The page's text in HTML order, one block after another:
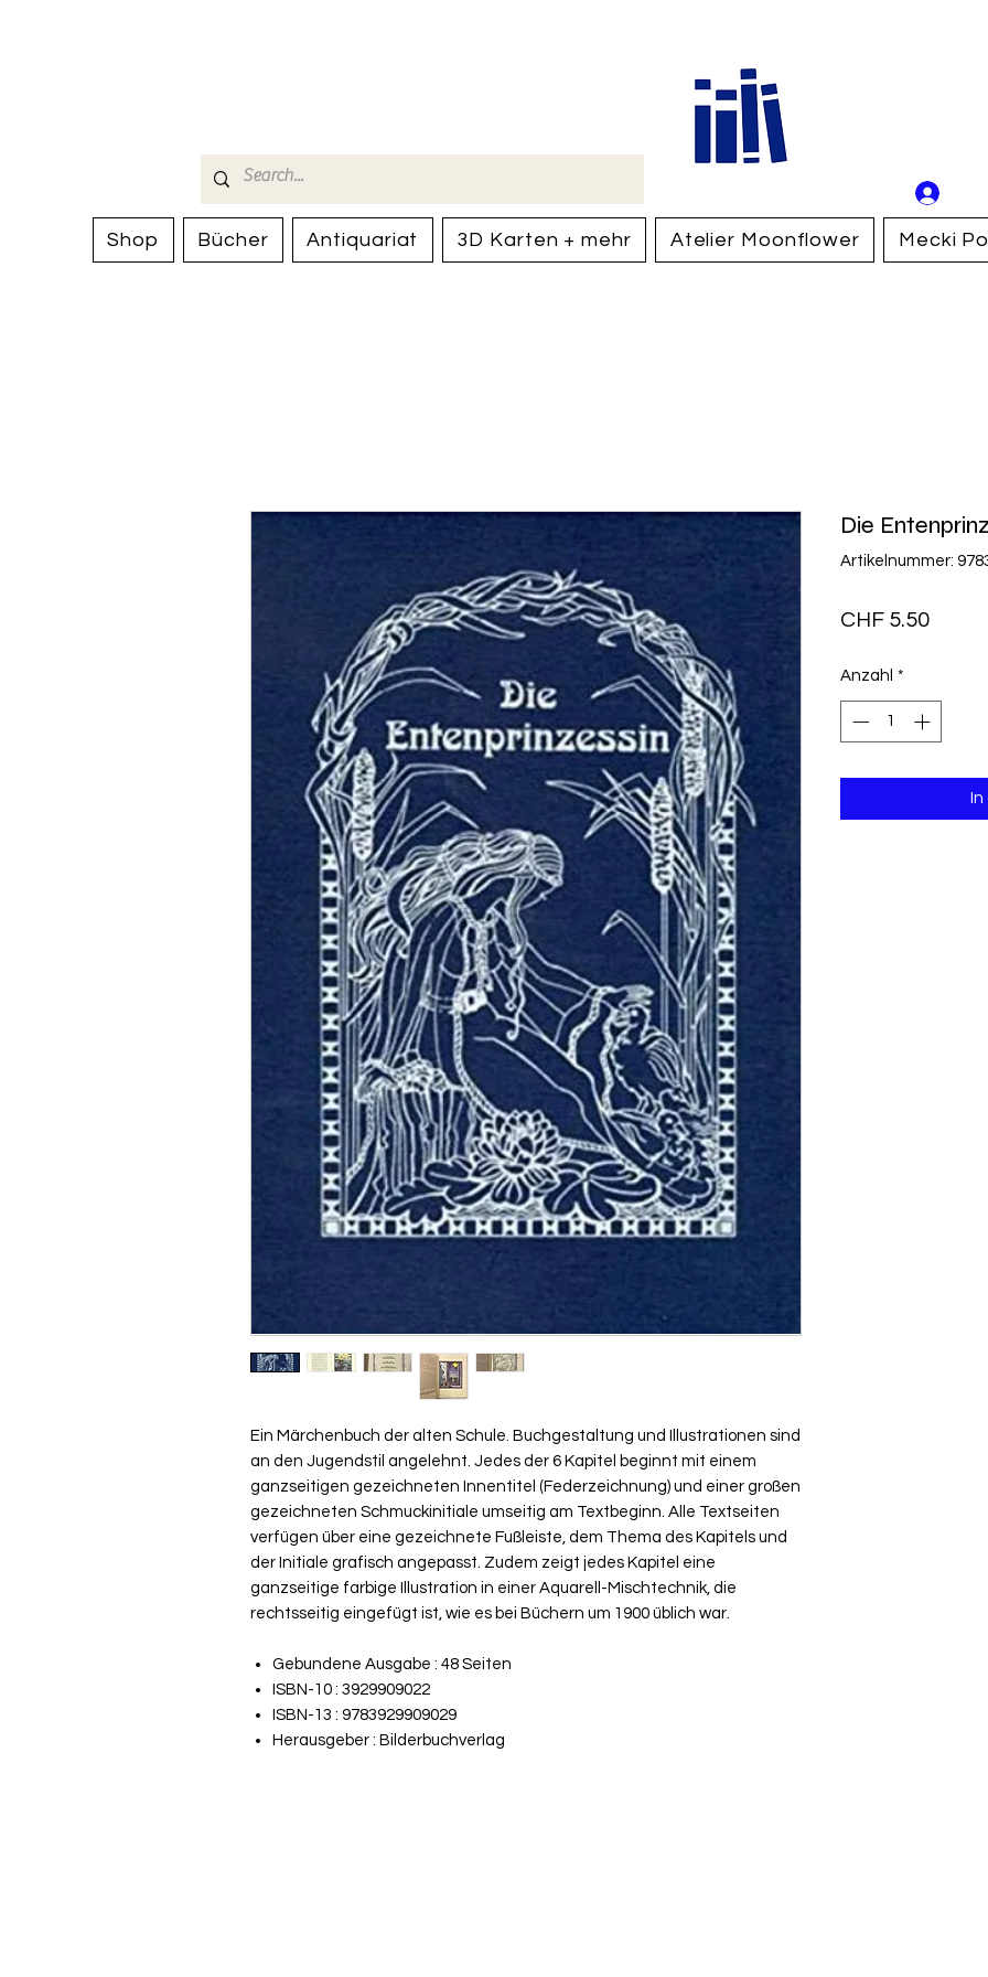
Shop Bücher Antiquariat 3D Karten + mehr Atelier Moonflower Mecki
Ein Märchenbuch der alten Schule. Buchgestaltung und Illustrationen sind
an den Jugendstil angelehnt. Jedes der 6 Kapitel beginnt mit einem
ganzseitigen gezeichneten Innentitel (Federzeichnung) und einer großen
gezeichneten Schmuckinitiale umseitig am Textbeginn. Alle Textseiten
verfügen über eine gezeichnete Fußleiste, dem Thema des Kapitels und
der Initiale grafisch angepasst. Zudem zeigt jedes Kapitel eine
ganzseitige farbige Illustration in einer Aquarell-Mischtechnik, die
rechtsseitig eingefügt ist, wie es bei Büchern um 1900 üblich war.
Gebundene Ausgabe : 48 Seiten
ISBN-10 : 3929909022
ISBN-13 : 9783929909029
Herausgeber : Bilderbuchverlag
Die
Artikelnummer:
CHF 5.50Preis
Anzahl *